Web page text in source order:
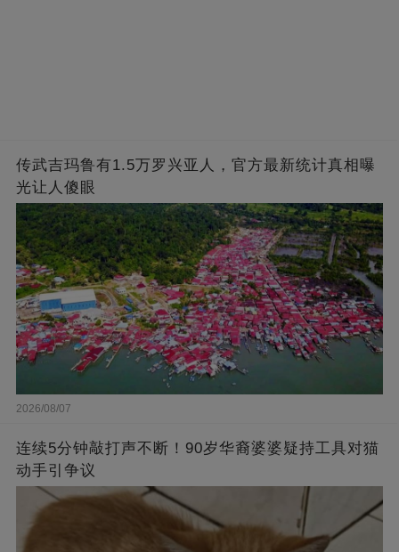
传武吉玛鲁有1.5万罗兴亚人，官方最新统计真相曝
光让人傻眼
2026/08/07
连续5分钟敲打声不断！90岁华裔婆婆疑持工具对猫
动手引争议